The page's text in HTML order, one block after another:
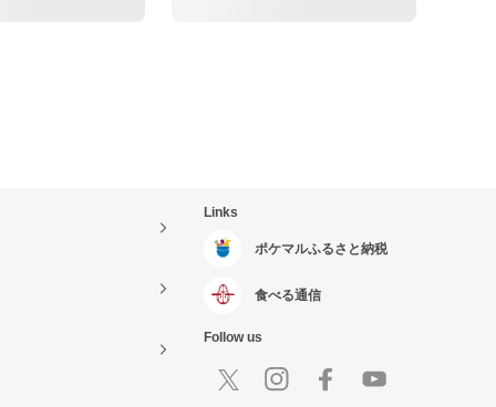
Links
ポケマルふるさと納税
食べる通信
Follow us